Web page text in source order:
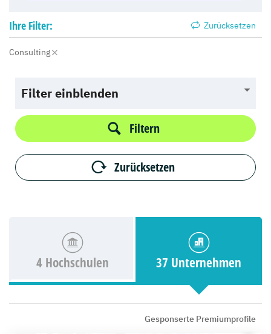
Ihre Filter: Zurücksetzen
Consulting
Filter einblenden
Filtern
Zurücksetzen
4 Hochschulen 37 Unternehmen
Gesponserte Premiumprofile